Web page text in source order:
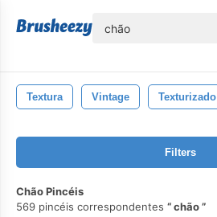
Textura Vintage Texturizado
Filters
Chão Pincéis
569 pincéis correspondentes
chão